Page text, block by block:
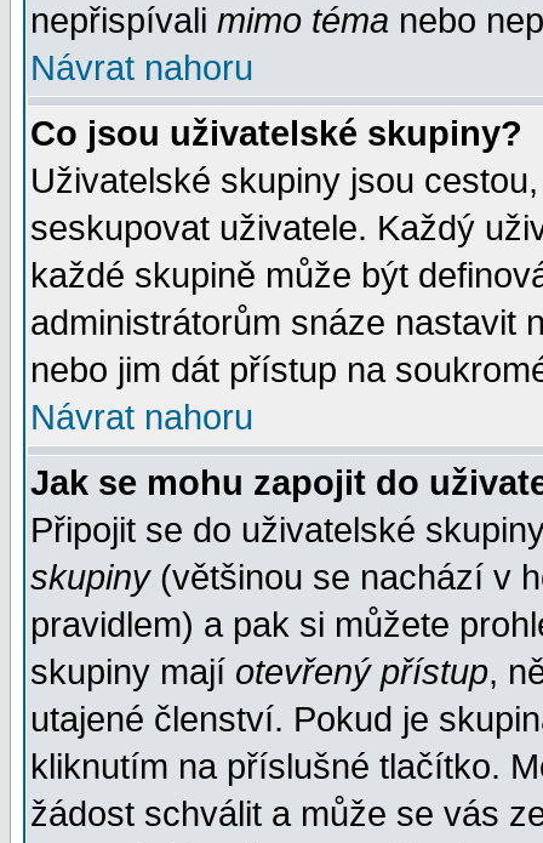
nepřispívali mimo téma nebo
Návrat nahoru
Co jsou uživatelské skupiny?
Uživatelské skupiny jsou
seskupovat uživatele. Každý
každé skupině může být
administrátorům snáze nastavit
nebo jim dát přístup na
Návrat nahoru
Jak se mohu zapojit do
Připojit se do uživatelské
skupiny(většinou se nachází v
pravidlem) a pak si můžete
skupiny mají otevřený přístup,
utajené členství. Pokud je
kliknutím na příslušné tlačítko.
žádost schválit a může se vás